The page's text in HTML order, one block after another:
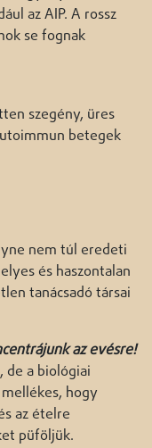
az AIP. A rossz
se fognak
szegény, üres
betegek
nem túl eredeti
és haszontalan
tanácsadó társai
az evésre!
de a biológiai
hogy
az ételre
püföljük.